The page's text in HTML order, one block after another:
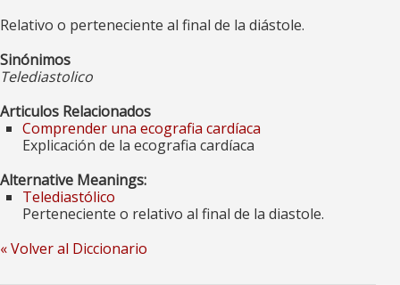
Relativo o perteneciente al final de la diástole.
Sinónimos
Telediastolico
Articulos Relacionados
Comprender una ecografia cardíaca
Explicación de la ecografia cardíaca
Alternative Meanings:
Telediastólico
Perteneciente o relativo al final de la diastole.
« Volver al Diccionario